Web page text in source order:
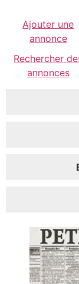
Ajouter une
annonce
Rechercher
annonces